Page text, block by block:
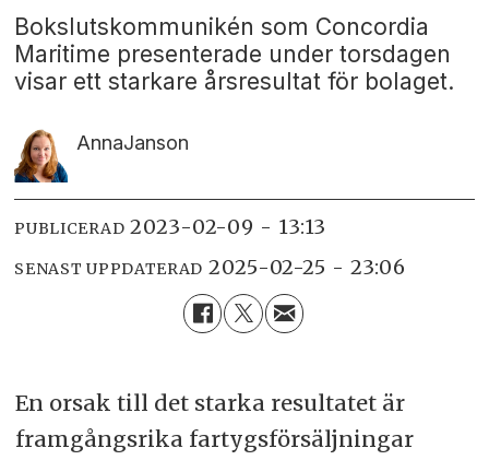
Bokslutskommunikén som Concordia
Maritime presenterade under torsdagen
visar ett starkare årsresultat för bolaget.
AnnaJanson
PUBLICERAD 2023-02-09 - 13:13
SENAST UPPDATERAD 2025-02-25 - 23:06
En orsak till det starka resultatet är
framgångsrika fartygsförsäljningar